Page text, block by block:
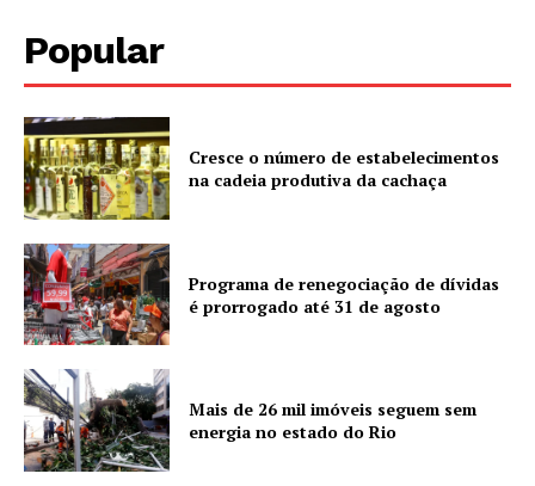
Popular
Cresce o número de estabelecimentos
na cadeia produtiva da cachaça
Programa de renegociação de dívidas
é prorrogado até 31 de agosto
Mais de 26 mil imóveis seguem sem
energia no estado do Rio